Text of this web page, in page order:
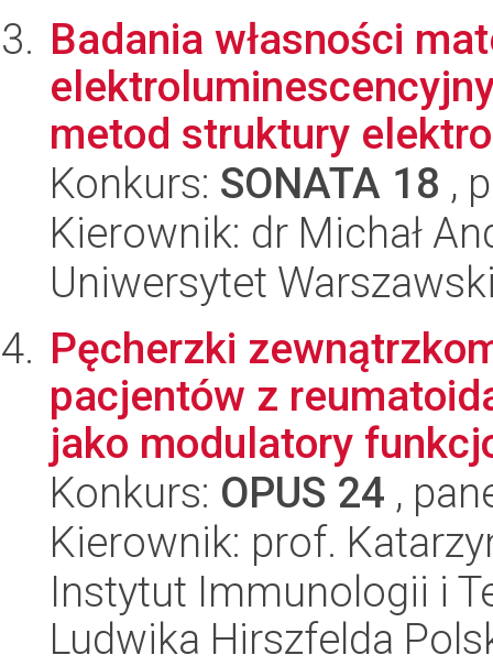
Badania własności
metod struktury
Konkurs: SONATA 18 ,
Kierownik: dr Michał
Uniwersytet
Pęcherzki
pacjentów z
jako modulatory
Konkurs: OPUS 24 ,
Kierownik: prof.
Instytut Immunologii i
Ludwika Hirszfelda